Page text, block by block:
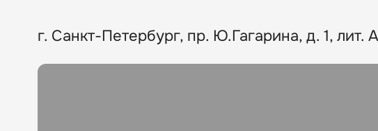
г. Санкт-Петербург, пр. Ю.Гагарина, д. 1,